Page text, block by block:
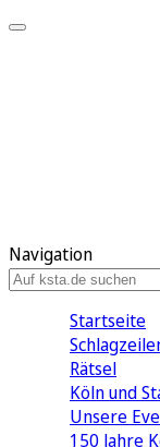
Navigation
Startseite
Rätsel
Köln und
Unsere
150 Jahre